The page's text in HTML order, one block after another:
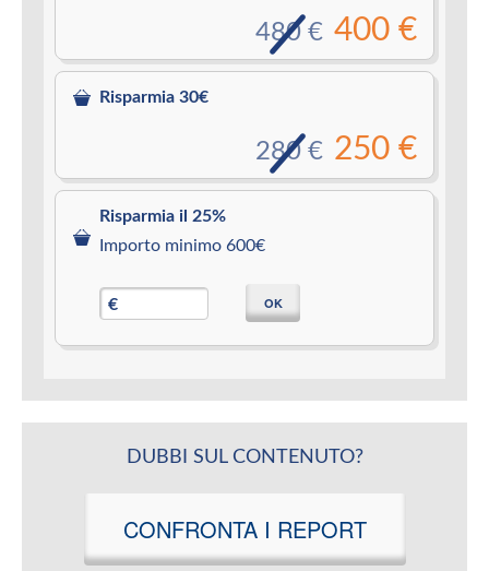
400 €
480 €
Risparmia 30€
250 €
280 €
Risparmia il 25%
Importo minimo 600€
€ OK
DUBBI SUL CONTENUTO?
CONFRONTA I REPORT